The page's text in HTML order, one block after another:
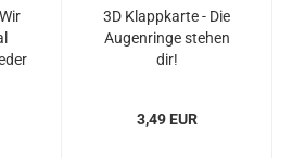
3D Klappkarte - Die
Augenringe stehen
dir!
3,49 EUR